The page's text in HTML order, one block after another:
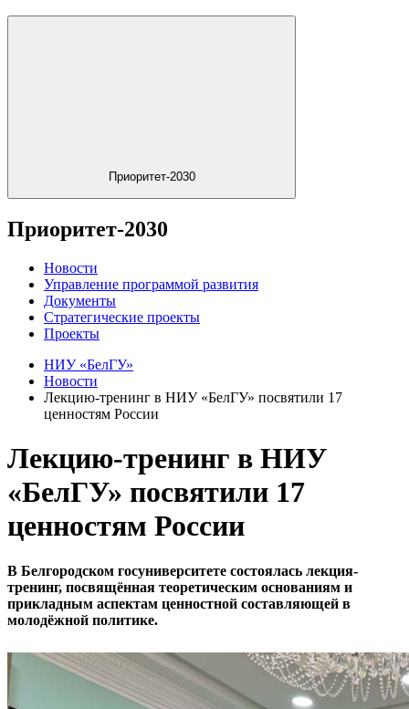
Приоритет-2030
Приоритет-2030
Новости
Управление программой развития
Документы
Стратегические проекты
Проекты
НИУ «БелГУ»
Новости
Лекцию-тренинг в НИУ «БелГУ» посвятили 17
ценностям России
Лекцию-тренинг в НИУ
«БелГУ» посвятили 17
ценностям России
В Белгородском госуниверситете состоялась лекция-
тренинг, посвящённая теоретическим основаниям и
прикладным аспектам ценностной составляющей в
молодёжной политике.